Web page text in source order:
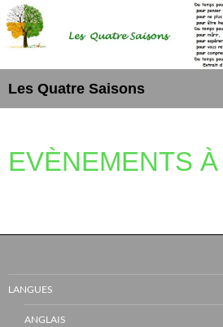
Aller
au
contenu
Les Quatre Saisons
EVÈNEMENTS
LANGUES
ANGLAIS